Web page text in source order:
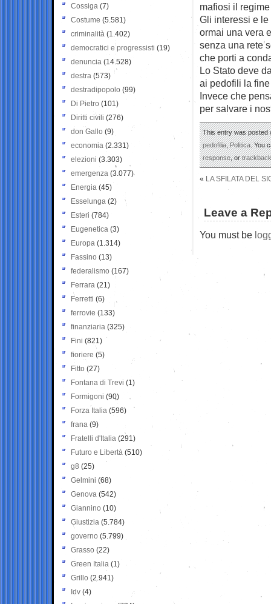
mafiosi il
Gli interessi e
ormai una vera
senza una rete
che porti a
Lo Stato deve
ai pedofili la
Invece che
per salvare i
This entry was posted
pedofilia,Politica. You
response, ortrackback
« LA SFILATA DEL
Leave a
You must be
Cossiga (7)
Costume (5.581)
criminalità (1.402)
democratici e progressisti (19)
denuncia (14.528)
destra (573)
destradipopolo (99)
Di Pietro (101)
Diritti civili (276)
don Gallo (9)
economia (2.331)
elezioni (3.303)
emergenza (3.077)
Energia (45)
Esselunga (2)
Esteri (784)
Eugenetica (3)
Europa (1.314)
Fassino (13)
federalismo (167)
Ferrara (21)
Ferretti (6)
ferrovie (133)
finanziaria (325)
Fini (821)
fioriere (5)
Fitto (27)
Fontana di Trevi (1)
Formigoni (90)
Forza Italia (596)
frana (9)
Fratelli d'Italia (291)
Futuro e Libertà (510)
g8 (25)
Gelmini (68)
Genova (542)
Giannino (10)
Giustizia (5.784)
governo (5.799)
Grasso (22)
Green Italia (1)
Grillo (2.941)
Idv (4)